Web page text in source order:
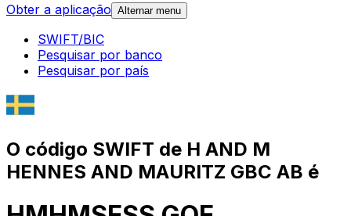
Obter a aplicação Alternar menu
SWIFT/BIC
Pesquisar por banco
Pesquisar por país
O código SWIFT de H AND M
HENNES AND MAURITZ GBC AB é